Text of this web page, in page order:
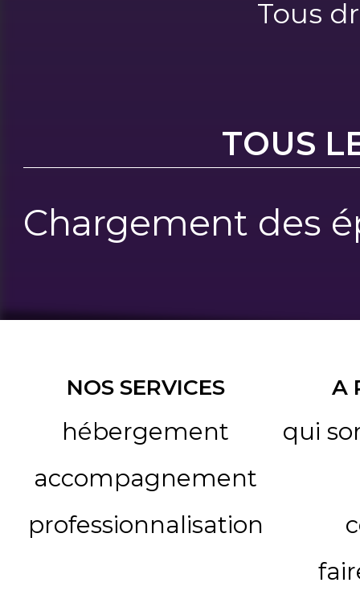
Tous
TOUS
Chargement des
NOS SERVICES
hébergement
accompagnement
professionnalisation
A
qui